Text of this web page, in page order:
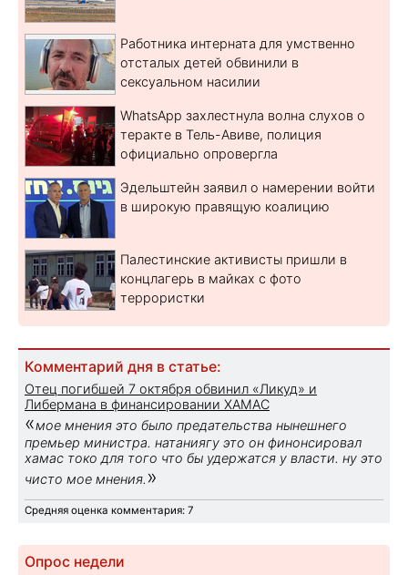
Работника интерната для умственно
отсталых детей обвинили в
сексуальном насилии
WhatsApp захлестнула волна слухов о
теракте в Тель-Авиве, полиция
официально опровергла
Эдельштейн заявил о намерении войти
в широкую правящую коалицию
Палестинские активисты пришли в
концлагерь в майках с фото
террористки
Комментарий дня в статье:
Отец погибшей 7 октября обвинил «Ликуд» и
Либермана в финансировании ХАМАС
«мое мнения это было предательства нынешнего
премьер министра. натаниягу это он финонсировал
хамас токо для того что бы удержатся у власти. ну это
чисто мое мнения. »
Средняя оценка комментария: 7
Опрос недели